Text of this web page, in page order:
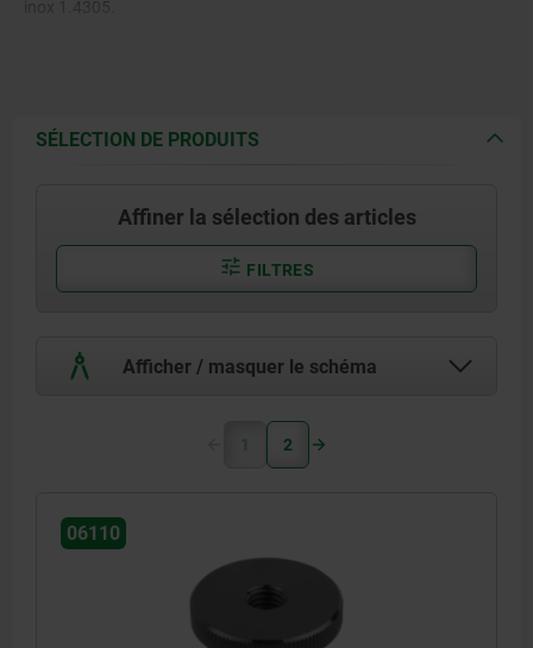
SÉLECTION DE PRODUITS
Affiner la sélection des articles
FILTRES
Afficher / masquer le schéma
1 2
06110